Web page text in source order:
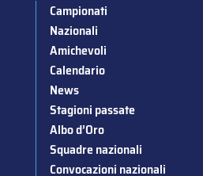
Campionati
Nazionali
Amichevoli
Calendario
News
Stagioni passate
Albo d’Oro
Squadre nazionali
Convocazioni nazionali